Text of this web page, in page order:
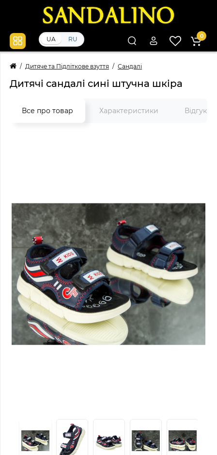
UA RU 0
Дитяче та Підліткове взуття Сандалі
Дитячі сандалі сині штучна шкіра
Все про товар Характеристики Відгуки